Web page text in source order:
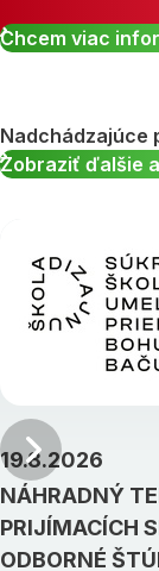
Chcem viac
Nadchádzajúce
Zobraziť ďalšie
NÁHRADNÝ
PRIJÍMACÍCH
ODBORNÉ
19.8.2026